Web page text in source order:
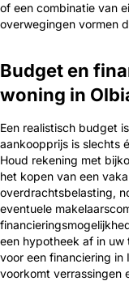
of een combinatie van
overwegingen vormen
Budget en
woning in
Een realistisch budget
aankoopprijs is slechts
Houd rekening met
het kopen van een
overdrachtsbelasting,
eventuele
een hypotheek af in
voor een financiering in
voorkomt verrassingen